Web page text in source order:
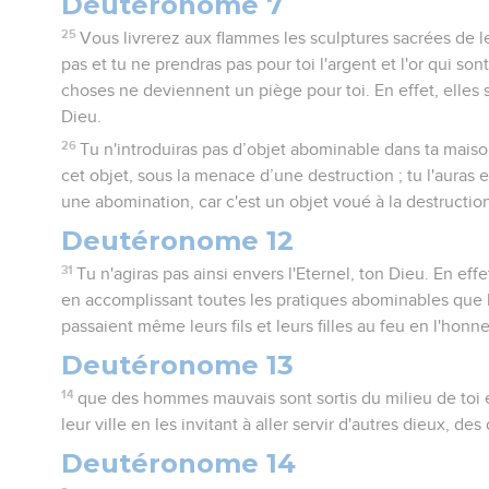
25 Vous livrerez aux flammes les sculptures sacrées de
pas et tu ne prendras pas pour toi l'argent et l'or qui
choses ne deviennent un piège pour toi. En effet, elles
Dieu.
26 Tu n'introduiras pas d’objet abominable dans ta
cet objet, sous la menace d’une destruction ; tu l'auras
une abomination, car c'est un objet voué à la
Deutéronome 12
31 Tu n'agiras pas ainsi envers l'Eternel, ton Dieu. En
en accomplissant toutes les pratiques abominables
passaient même leurs fils et leurs filles au feu en
Deutéronome 13
14 que des hommes mauvais sont sortis du milieu de
leur ville en les invitant à aller servir d'autres dieux,
Deutéronome 14